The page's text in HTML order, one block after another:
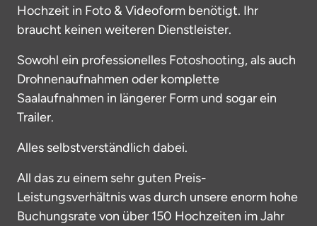
Hochzeit in Foto & Videoform benötigt. Ihr
braucht keinen weiteren Dienstleister.
Sowohl ein professionelles Fotoshooting, als auch
Drohnenaufnahmen oder komplette
Saalaufnahmen in längerer Form und sogar ein
Trailer.
Alles selbstverständlich dabei.
All das zu einem sehr guten Preis-
Leistungsverhältnis was durch unsere enorm hohe
Buchungsrate von über 150 Hochzeiten im Jahr